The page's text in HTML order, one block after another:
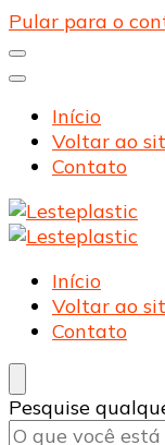
Pular para o
Início
Voltar ao
Contato
Lesteplastic
Blog –
Lesteplastic
Blog –Início
Voltar ao
Contato
Procurando
algo?
Pesquise